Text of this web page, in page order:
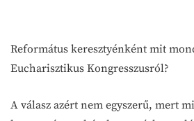
Református keresztyénként mit
Eucharisztikus Kongresszusról?
A válasz azért nem egyszerű, mert